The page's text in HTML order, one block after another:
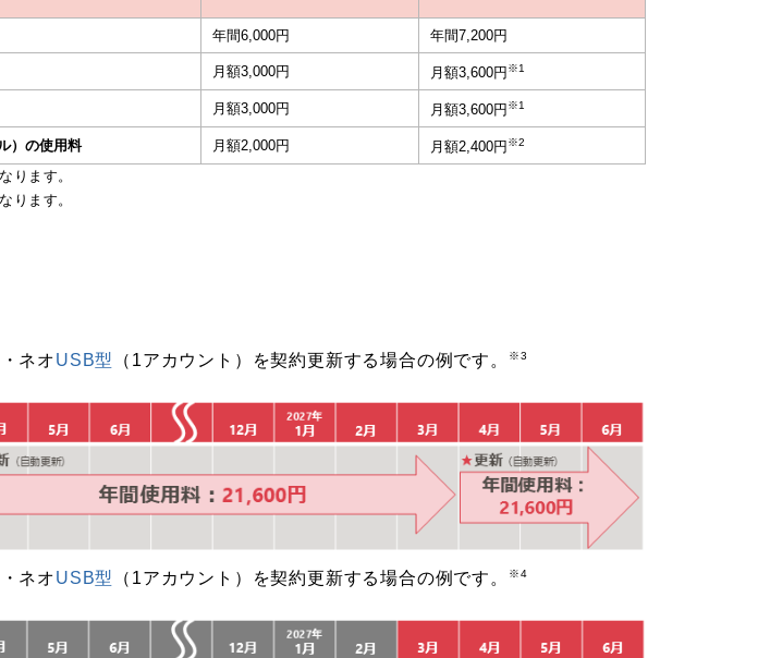
年間6,000円 年間7,200円
月額3,000円 月額3,600円 ※1
月額3,000円 月額3,600円 ※1
）の使用料 月額2,000円 月額2,400円 ※2
ります。
ります。
ネオUSB型 （1アカウント）を契約更新する場合の例です。 ※3
ネオUSB型 （1アカウント）を契約更新する場合の例です。 ※4